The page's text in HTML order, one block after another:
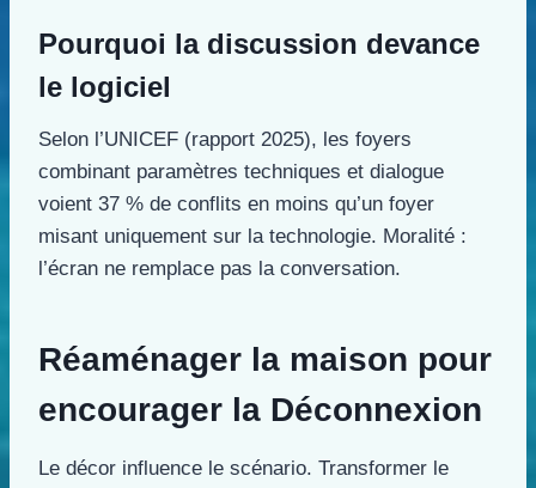
Pourquoi la discussion devance
le logiciel
Selon l’UNICEF (rapport 2025), les foyers
combinant paramètres techniques et dialogue
voient 37 % de conflits en moins qu’un foyer
misant uniquement sur la technologie. Moralité :
l’écran ne remplace pas la conversation.
Réaménager la maison pour
encourager la Déconnexion
Le décor influence le scénario. Transformer le